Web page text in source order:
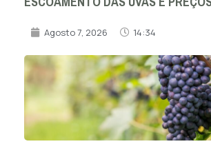
Agosto 7, 2026 14:34